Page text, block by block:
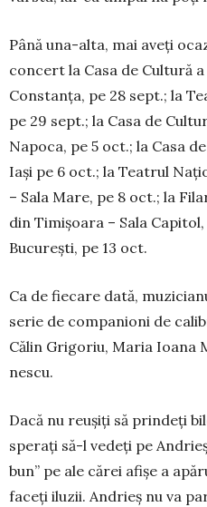
Până una-alta, mai aveţi
concert la Casa de Cultură
Constanța, pe 28 sept.; la
pe 29 sept.; la Casa de
Napoca, pe 5 oct.; la Casa
Iași pe 6 oct.; la Teatrul
– Sala Mare, pe 8 oct.; la
din Timişoara – Sala
București, pe 13 oct.
Ca de fiecare dată,
serie de companioni de
Călin Grigoriu, Maria Ioa­na
nescu.
Dacă nu reuşiţi să prindeţi
spe­raţi să-l vedeţi pe
bun” pe ale cărei afişe a
faceţi iluzii. Andrieş nu va